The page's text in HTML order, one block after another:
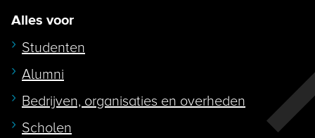
Alles voor
Studenten
Alumni
Bedrijven, organisaties en overheden
Scholen